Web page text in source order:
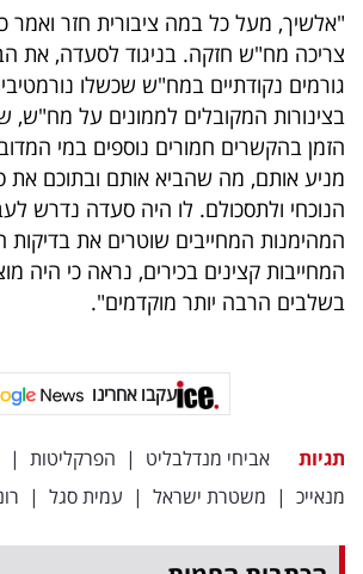
"אלשיך, מעל כל במה ציבורית חזר ואמר
צריכה מח"ש חזקה. בניגוד לסעדה, את
גורמים נקודתיים במח"ש שכשלו
בצינורות המקובלים לממונים על מח"ש,
הזמן בהקשרים חמורים נוספים במי
מניע אותם, מה שהביא אותם ובתוכם
הנוכחי ולתסכולם. לו היה סעדה נדרש
המהימנות המחייבים שוטרים את בדיקות
המחייבות קצינים בכירים, נראה כי היה
בשלבים הרבה יותר מוקדמים".
עקבו אחרינו
תגיות אביחי מנדלבליט | הפרקליטות |
מנאייכ | משטרת ישראל | עמית סגל |